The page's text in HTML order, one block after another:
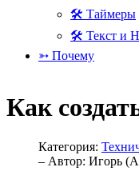
🛠 Таймеры
🛠 Текст и
➳ Почему
Как
Категория:
– Автор: Игорь